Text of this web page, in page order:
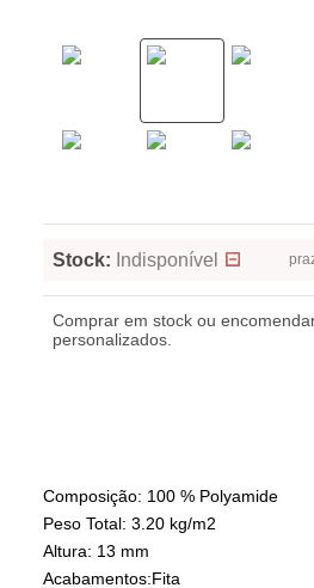
Stock: Indisponível
Comprar em stock ou
personalizados.
Composição: 100 % Polyamide
Peso Total: 3.20 kg/m2
Altura: 13 mm
Acabamentos:Fita